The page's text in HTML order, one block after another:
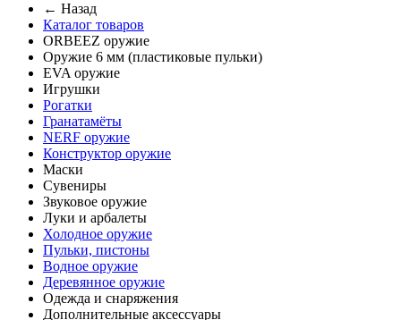
← Назад
Каталог товаров
ORBEEZ оружие
Оружие 6 мм (пластиковые пульки)
EVA оружие
Игрушки
Рогатки
Гранатамёты
NERF оружие
Конструктор оружие
Маски
Сувениры
Звуковое оружие
Луки и арбалеты
Холодное оружие
Пульки, пистоны
Водное оружие
Деревянное оружие
Одежда и снаряжения
Дополнительные аксессуары